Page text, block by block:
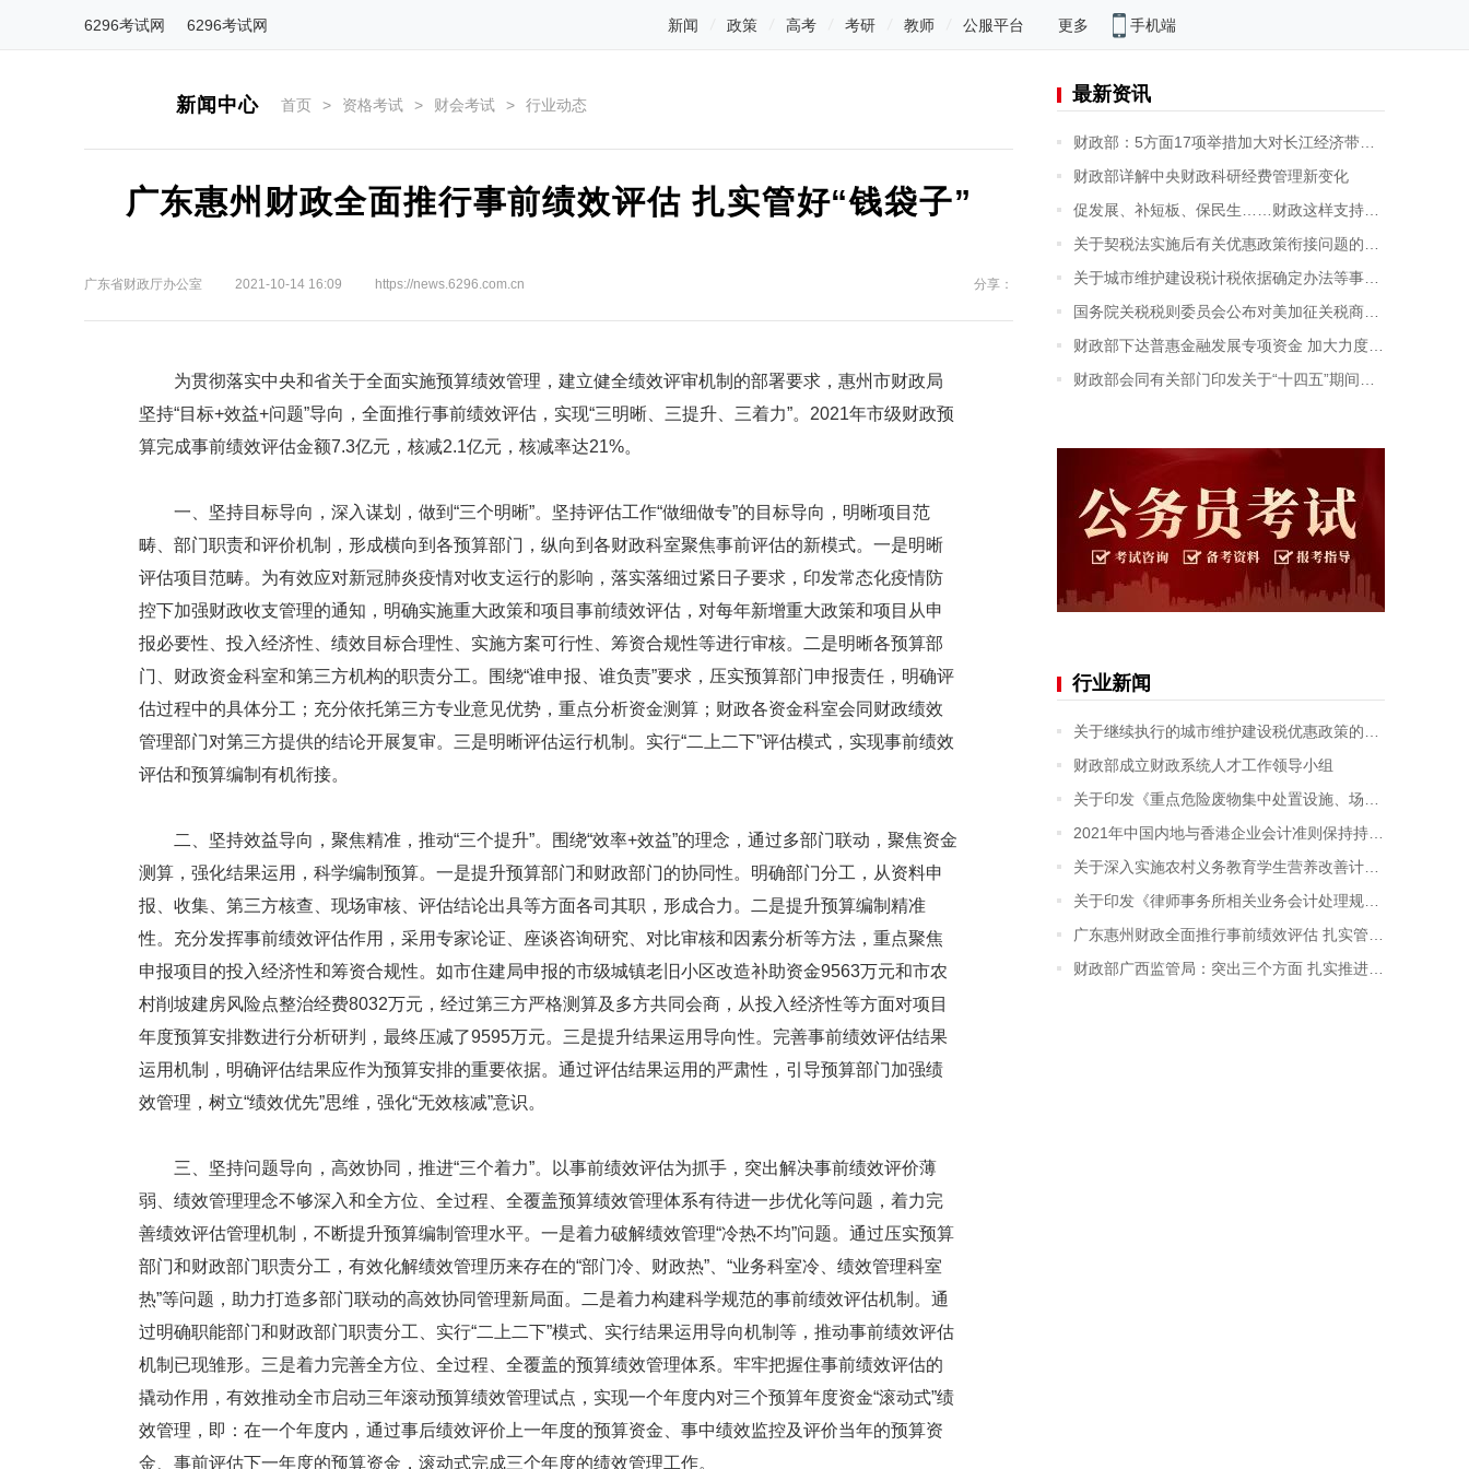
6296考试网 6296考试网 新闻 政策 高考 考研 教师 公服平台 更多 手机端
新闻中心 首页 > 资格考试 > 财会考试 > 行业动态
广东惠州财政全面推行事前绩效评估 扎实管好“钱袋子”
广东省财政厅办公室 2021-10-14 16:09 https://news.6296.com.cn 分享：
为贯彻落实中央和省关于全面实施预算绩效管理，建立健全绩效评审机制的部署要求，惠州市财政局
坚持“目标+效益+问题”导向，全面推行事前绩效评估，实现“三明晰、三提升、三着力”。2021年市级财政预
算完成事前绩效评估金额7.3亿元，核减2.1亿元，核减率达21%。
一、坚持目标导向，深入谋划，做到“三个明晰”。坚持评估工作“做细做专”的目标导向，明晰项目范
畴、部门职责和评价机制，形成横向到各预算部门，纵向到各财政科室聚焦事前评估的新模式。一是明晰
评估项目范畴。为有效应对新冠肺炎疫情对收支运行的影响，落实落细过紧日子要求，印发常态化疫情防
控下加强财政收支管理的通知，明确实施重大政策和项目事前绩效评估，对每年新增重大政策和项目从申
报必要性、投入经济性、绩效目标合理性、实施方案可行性、筹资合规性等进行审核。二是明晰各预算部
门、财政资金科室和第三方机构的职责分工。围绕“谁申报、谁负责”要求，压实预算部门申报责任，明确评
估过程中的具体分工；充分依托第三方专业意见优势，重点分析资金测算；财政各资金科室会同财政绩效
管理部门对第三方提供的结论开展复审。三是明晰评估运行机制。实行“二上二下”评估模式，实现事前绩效
评估和预算编制有机衔接。
二、坚持效益导向，聚焦精准，推动“三个提升”。围绕“效率+效益”的理念，通过多部门联动，聚焦资金
测算，强化结果运用，科学编制预算。一是提升预算部门和财政部门的协同性。明确部门分工，从资料申
报、收集、第三方核查、现场审核、评估结论出具等方面各司其职，形成合力。二是提升预算编制精准
性。充分发挥事前绩效评估作用，采用专家论证、座谈咨询研究、对比审核和因素分析等方法，重点聚焦
申报项目的投入经济性和筹资合规性。如市住建局申报的市级城镇老旧小区改造补助资金9563万元和市农
村削坡建房风险点整治经费8032万元，经过第三方严格测算及多方共同会商，从投入经济性等方面对项目
年度预算安排数进行分析研判，最终压减了9595万元。三是提升结果运用导向性。完善事前绩效评估结果
运用机制，明确评估结果应作为预算安排的重要依据。通过评估结果运用的严肃性，引导预算部门加强绩
效管理，树立“绩效优先”思维，强化“无效核减”意识。
三、坚持问题导向，高效协同，推进“三个着力”。以事前绩效评估为抓手，突出解决事前绩效评价薄
弱、绩效管理理念不够深入和全方位、全过程、全覆盖预算绩效管理体系有待进一步优化等问题，着力完
善绩效评估管理机制，不断提升预算编制管理水平。一是着力破解绩效管理“冷热不均”问题。通过压实预算
部门和财政部门职责分工，有效化解绩效管理历来存在的“部门冷、财政热”、“业务科室冷、绩效管理科室
热”等问题，助力打造多部门联动的高效协同管理新局面。二是着力构建科学规范的事前绩效评估机制。通
过明确职能部门和财政部门职责分工、实行“二上二下”模式、实行结果运用导向机制等，推动事前绩效评估
机制已现雏形。三是着力完善全方位、全过程、全覆盖的预算绩效管理体系。牢牢把握住事前绩效评估的
撬动作用，有效推动全市启动三年滚动预算绩效管理试点，实现一个年度内对三个预算年度资金“滚动式”绩
效管理，即：在一个年度内，通过事后绩效评价上一年度的预算资金、事中绩效监控及评价当年的预算资
金、事前评估下一年度的预算资金，滚动式完成三个年度的绩效管理工作。
最新资讯
财政部：5方面17项举措加大对长江经济带发展财税支持
财政部详解中央财政科研经费管理新变化
促发展、补短板、保民生……财政这样支持全面小康
关于契税法实施后有关优惠政策衔接问题的公告
关于城市维护建设税计税依据确定办法等事项的公告
国务院关税税则委员会公布对美加征关税商品第五次排除延期清单
财政部下达普惠金融发展专项资金 加大力度支持市场主体融资发展
财政部会同有关部门印发关于“十四五”期间能源资源勘探开发利用进口税收政策的通知
行业新闻
关于继续执行的城市维护建设税优惠政策的公告
财政部成立财政系统人才工作领导小组
关于印发《重点危险废物集中处置设施、场所退役费用预提和管理办法》的通知
2021年中国内地与香港企业会计准则保持持续趋同
关于深入实施农村义务教育学生营养改善计划的通知
关于印发《律师事务所相关业务会计处理规定》的通知
广东惠州财政全面推行事前绩效评估 扎实管好“钱袋子”
财政部广西监管局：突出三个方面 扎实推进实有资金动态监控扩大试点工作